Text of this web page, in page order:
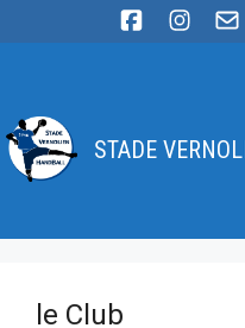
STADE
le Club